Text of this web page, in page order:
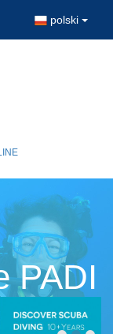
polski
PADI